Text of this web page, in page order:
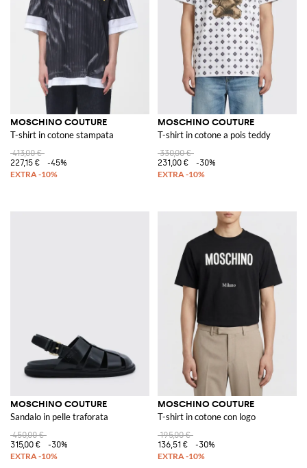
MOSCHINO COUTURE
T-shirt in cotone stampata
413,00 €
227,15 €
-45%
MOSCHINO COUTURE
T-shirt in cotone a pois teddy
330,00 €
231,00 €
-30%
MOSCHINO COUTURE
Sandalo in pelle traforata
450,00 €
315,00 €
-30%
MOSCHINO COUTURE
T-shirt in cotone con logo
195,00 €
136,51 €
-30%